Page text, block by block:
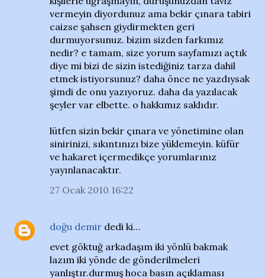
vermeyin diyordunuz ama bekir çınara tabiri
caizse şahsen giydirmekten geri
durmuyorsunuz. bizim sizden farkımız
nedir? e tamam, size yorum sayfamızı açtık
diye mi bizi de sizin istediğiniz tarza dahil
etmek istiyorsunuz? daha önce ne yazdıysak
şimdi de onu yazıyoruz. daha da yazılacak
şeyler var elbette. o hakkımız saklıdır.
lütfen sizin bekir çınara ve yönetimine olan
sinirinizi, sıkıntınızı bize yüklemeyin. küfür
ve hakaret içermedikçe yorumlarınız
yayınlanacaktır.
27 Ocak 2010 16:22
doğu demir dedi ki…
evet göktuğ arkadaşım iki yönlü bakmak
lazım iki yönde de gönderilmeleri
yanlıştır.durmuş hoca basın açıklaması